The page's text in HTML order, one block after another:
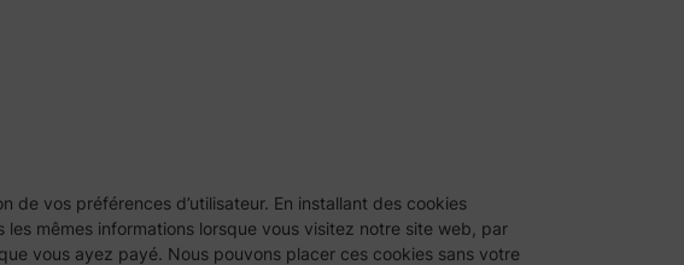
vos préférences d’utilisateur. En installant des cookies
mêmes informations lorsque vous visitez notre site web, par
vous ayez payé. Nous pouvons placer ces cookies sans votre